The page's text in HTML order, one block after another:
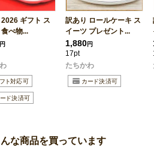
2026 ギフト ス
べ物...
円
訳あり ロールケーキ ス
イーツ プレゼント...
1,880円
17pt
たちかわ
な商品を買っています